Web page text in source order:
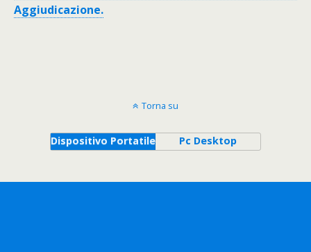
Aggiudicazione.
Torna su
Dispositivo Portatile Pc Desktop